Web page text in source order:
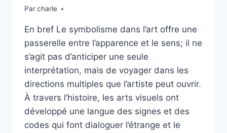
Parcharle
En bref Le symbolisme dans l’art offre une
passerelle entre l’apparence et le sens; il ne
s’agit pas d’anticiper une seule
interprétation, mais de voyager dans les
directions multiples que l’artiste peut ouvrir.
À travers l’histoire, les arts visuels ont
développé une langue des signes et des
codes qui font dialoguer l’étrange et le